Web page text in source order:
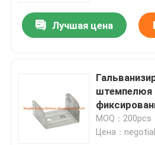
Лучшая цена
штемпелюя
части для
MOQ：200pcs
Цена：